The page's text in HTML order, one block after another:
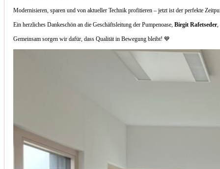
Modernisieren, sparen und von aktueller Technik profitieren – jetzt ist der perfekte
Ein herzliches Dankeschön an die Geschäftsleitung der Pumpenoase,Birgit Rafetseder
Gemeinsam sorgen wir dafür, dass Qualität in Bewegung bleibt! 💙